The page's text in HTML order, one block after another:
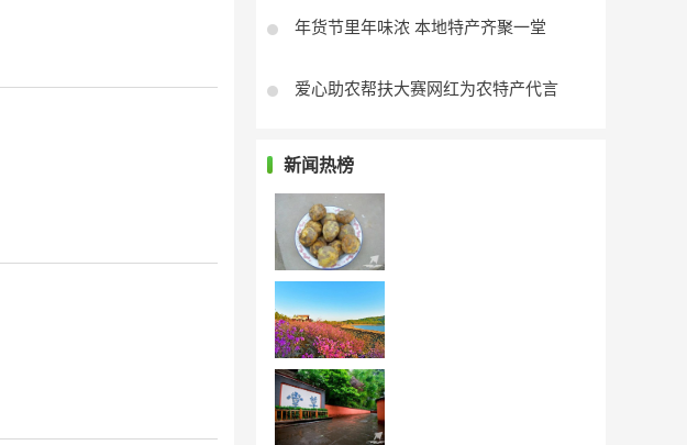
年货节里年味浓 本地特产齐聚一堂
爱心助农帮扶大赛网红为农特产代言
新闻热榜